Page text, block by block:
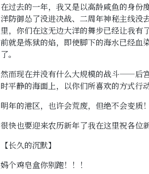
在过去的一年，我又是以高龄咸鱼的身
洋防御怂了没进决战、二周年神秘主线
里，你们在这无边大洋的舞步已经让我
前就是炼狱的焰，即使脚下的海水已经
了。
然而现在并没有什么大规模的战斗——后
时平静的海面上，以你们所喜欢的方式
明年的港区，也许会荒废，但绝不会变质
很快也要迎来农历新年了我在这里祝各位
【长久的沉默】
妈个鸡皂盒你别跑！！！